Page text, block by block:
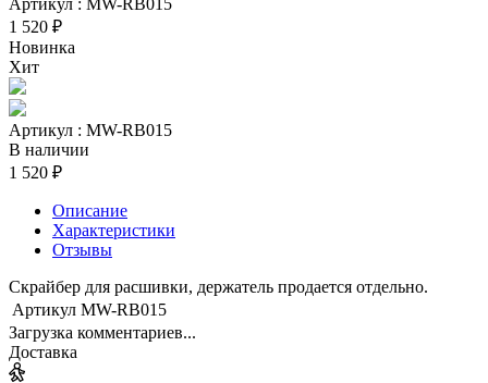
Артикул : MW-RB015
1 520 ₽
Новинка
Хит
Артикул : MW-RB015
В наличии
1 520 ₽
Описание
Характеристики
Отзывы
Скрайбер для расшивки, держатель продается отдельно.
Артикул MW-RB015
Загрузка комментариев...
Доставка